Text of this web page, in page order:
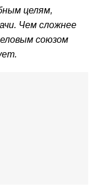
целям,
Чем сложнее
союзом